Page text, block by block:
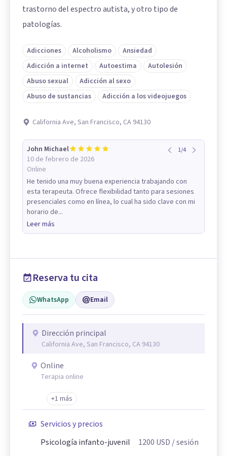
trastorno del espectro autista, y otro tipo de
patologías.
Adicciones Alcoholismo
Ansiedad
Adicción a internet
Autoestima
Autolesión
Abuso sexual
Adicción al sexo
Abuso de sustancias
Adicción a los videojuegos
California Ave, San Francisco, CA 94130
John Michael
10 de febrero de 2026
Online
1/4
He tenido una muy buena experiencia trabajando con
esta terapeuta. Ofrece flexibilidad tanto para sesiones
presenciales como en línea, lo cual ha sido clave con mi
horario de...
Leer más
Reserva tu cita
WhatsApp Email
Dirección principal
California Ave, San Francisco, CA 94130
Online
Terapia online
+1 más
Servicios y precios
Psicología infanto-juvenil
1200 USD / sesión